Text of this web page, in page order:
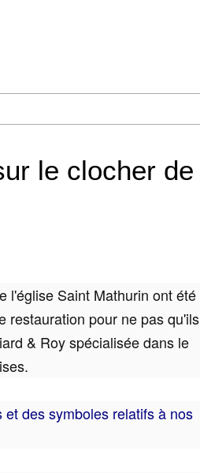
le clocher de
l'église Saint Mathurin ont été
restauration pour ne pas qu'ils
& Roy spécialisée dans le
des symboles relatifs à nos